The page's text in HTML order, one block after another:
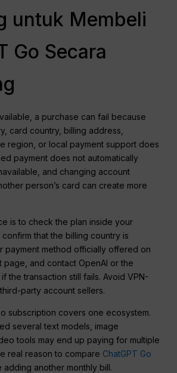
untuk Membeli
Go Secara
a purchase can fail because
card country, billing address,
region, or local payment support does
payment does not automatically
and changing account
person’s card can create more
is to check the plan inside your
that the billing country is
payment method officially offered on
page, and contact OpenAI or the
the transaction still fails. Avoid VPN-
party account sellers.
subscription covers one ecosystem.
several text models, image
tools may end up paying for multiple
real reason to compare ChatGPT Go
adding another monthly bill.